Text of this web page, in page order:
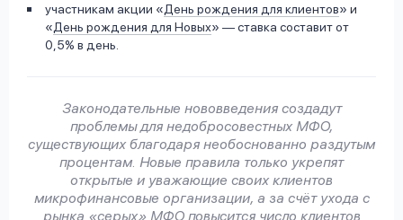
участникам акции «День рождения для клиентов» и
«День рождения для Новых» — ставка составит от
0,5% в день.
Законодательные нововведения создадут
проблемы для недобросовестных МФО,
существующих благодаря необоснованно раздутым
процентам. Новые правила только укрепят
открытые и уважающие своих клиентов
микрофинансовые организации, а за счёт ухода с
рынка «серых» МФО повысится число клиентов